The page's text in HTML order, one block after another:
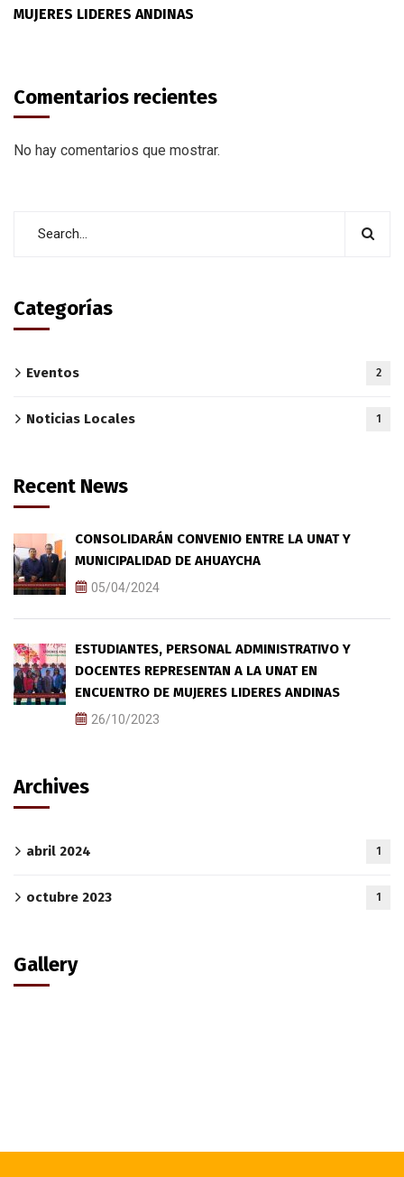
MUJERES LIDERES ANDINAS
Comentarios recientes
No hay comentarios que mostrar.
Categorías
Eventos 2
Noticias Locales 1
Recent News
CONSOLIDARÁN CONVENIO ENTRE LA UNAT Y
MUNICIPALIDAD DE AHUAYCHA
05/04/2024
ESTUDIANTES, PERSONAL ADMINISTRATIVO Y
DOCENTES REPRESENTAN A LA UNAT EN
ENCUENTRO DE MUJERES LIDERES ANDINAS
26/10/2023
Archives
abril 2024 1
octubre 2023 1
Gallery